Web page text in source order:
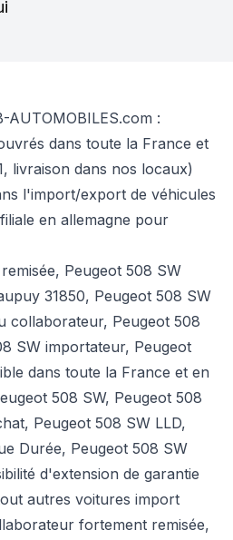
AUTOMOBILES.com :
dans toute la France et
livraison dans nos locaux)
l'import/export de véhicules
en allemagne pour
Peugeot 508 SW
31850, Peugeot 508 SW
collaborateur, Peugeot 508
SW importateur, Peugeot
dans toute la France et en
508 SW, Peugeot 508
Peugeot 508 SW LLD,
Durée, Peugeot 508 SW
d'extension de garantie
autres voitures import
fortement remisée,